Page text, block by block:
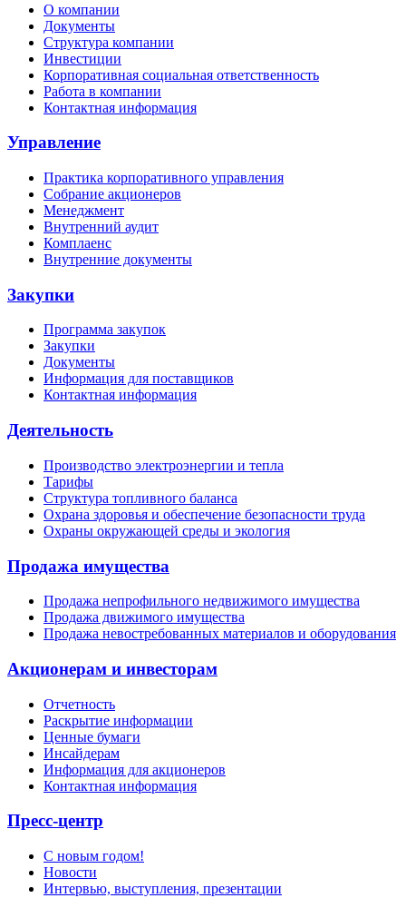
О компании
Документы
Структура компании
Инвестиции
Корпоративная социальная ответственность
Работа в компании
Контактная информация
Управление
Практика корпоративного управления
Собрание акционеров
Менеджмент
Внутренний аудит
Комплаенс
Внутренние документы
Закупки
Программа закупок
Закупки
Документы
Информация для поставщиков
Контактная информация
Деятельность
Производство электроэнергии и тепла
Тарифы
Структура топливного баланса
Охрана здоровья и обеспечение безопасности труда
Охраны окружающей среды и экология
Продажа имущества
Продажа непрофильного недвижимого имущества
Продажа движимого имущества
Продажа невостребованных материалов и оборудования
Акционерам и инвесторам
Отчетность
Раскрытие информации
Ценные бумаги
Инсайдерам
Информация для акционеров
Контактная информация
Пресс-центр
С новым годом!
Новости
Интервью, выступления, презентации